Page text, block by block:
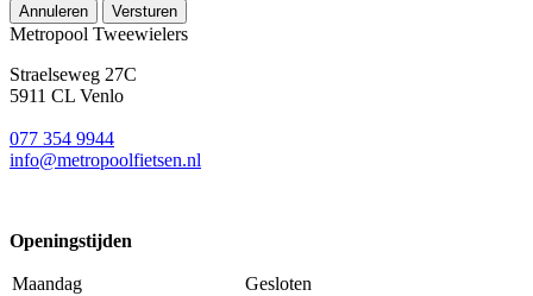
Annuleren Versturen
Metropool Tweewielers
Straelseweg 27C
5911 CL Venlo
077 354 9944
info@metropoolfietsen.nl
Openingstijden
Maandag
Gesloten